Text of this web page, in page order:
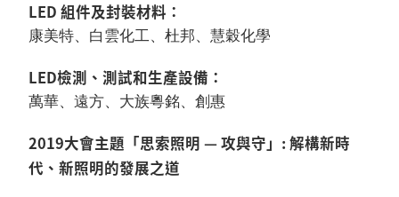
LED 組件及封裝材料：
康美特、白雲化工、杜邦、慧穀化學
LED檢測、測試和生產設備：
萬華、遠方、大族粵銘、創惠
2019大會主題「思索照明 — 攻與守」: 解構新時
代、新照明的發展之道